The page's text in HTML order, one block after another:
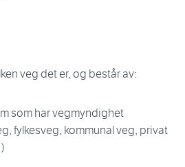
veg det er, og består av:
som har vegmyndighet
fylkesveg, kommunal veg, privat